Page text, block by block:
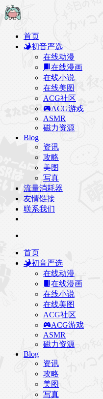
首页
初音严选
在线动漫
在线漫画
在线小说
在线美图
ACG社区
ACG游戏
ASMR
磁力资源
Blog
资讯
攻略
美图
写真
流量消耗器
友情链接
联系我们
首页
初音严选
在线动漫
在线漫画
在线小说
在线美图
ACG社区
ACG游戏
ASMR
磁力资源
Blog
资讯
攻略
美图
写真